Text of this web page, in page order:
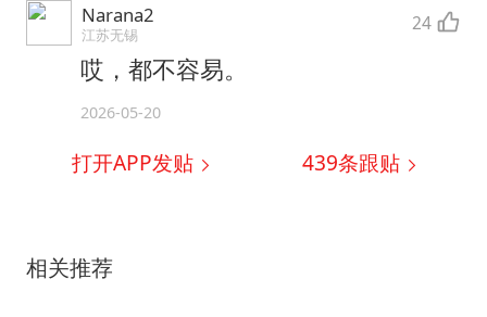
Narana2
江苏无锡 24
哎，都不容易。
2026-05-20
打开APP发贴 439条跟贴
相关推荐